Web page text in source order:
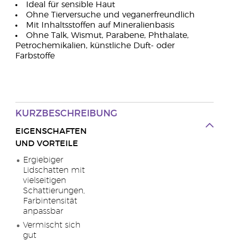
Ideal für sensible Haut
Ohne Tierversuche und veganerfreundlich
Mit Inhaltsstoffen auf Mineralienbasis
Ohne Talk, Wismut, Parabene, Phthalate,
Petrochemikalien, künstliche Duft- oder
Farbstoffe
KURZBESCHREIBUNG
EIGENSCHAFTEN
UND VORTEILE
Ergiebiger
Lidschatten mit
vielseitigen
Schattierungen,
Farbintensität
anpassbar
Vermischt sich
gut